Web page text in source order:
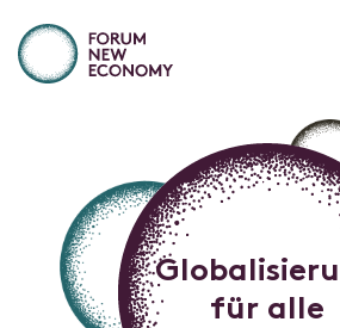
für alle